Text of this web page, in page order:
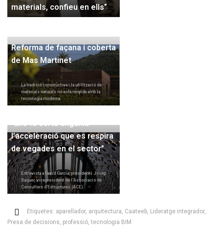
materials, confieu en ells”
Reforma de façana i coberta
de Mas Martinet
La tradició constructiva i la utilització de
materials naturals no està renyida amb la
tecnologia moderna
“Ens fa certa angúnia
l’acceleració que es respira
de vegades en el sector”
Entrevista a David García, president i Josep
Baquer, vicepresident de l’Associació de
Consultors d’Estructures (ACE).
Etiquetes: aparellador, arquitectura Caateeb, Lideratge integrador,
Presa de decisions professió ,tecnologia BIM